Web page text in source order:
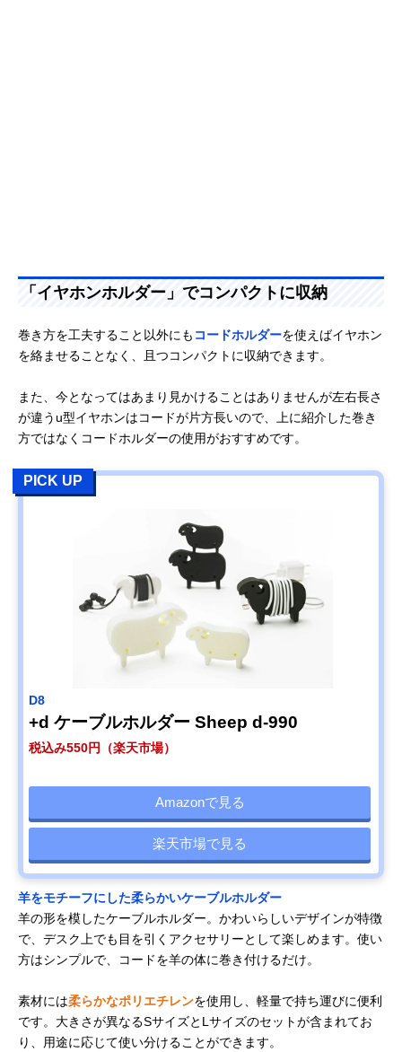
「イヤホンホルダー」でコンパクトに収納
巻き方を工夫すること以外にも コードホルダーを使えばイヤホン
を絡ませることなく、且つコンパクトに収納できます。
また、今となってはあまり見かけることはありませんが左右長さ
が違うu型イヤホンはコードが片方長いので、上に紹介した巻き
方ではなくコードホルダーの使用がおすすめです。
PICK UP
D8
+d ケーブルホルダー Sheep d-990
税込み550円（楽天市場）
Amazonで見る
楽天市場で見る
羊をモチーフにした柔らかいケーブルホルダー
羊の形を模したケーブルホルダー。かわいらしいデザインが特徴
で、デスク上でも目を引くアクセサリーとして楽しめます。使い
方はシンプルで、コードを羊の体に巻き付けるだけ。
素材には柔らかなポリエチレンを使用し、軽量で持ち運びに便利
です。大きさが異なるSサイズとLサイズのセットが含まれてお
り、用途に応じて使い分けることができます。